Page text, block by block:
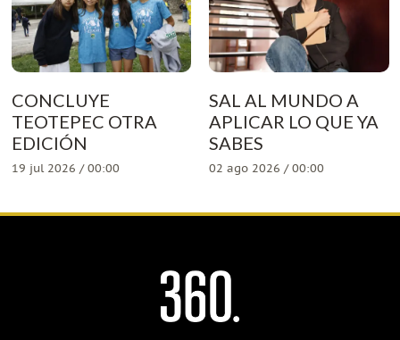
CONCLUYE
TEOTEPEC OTRA
EDICIÓN
19 jul 2026 / 00:00
SAL AL MUNDO A
APLICAR LO QUE YA
SABES
02 ago 2026 / 00:00